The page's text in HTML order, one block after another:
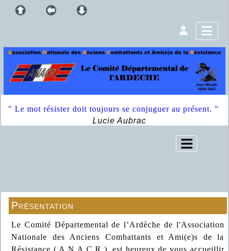
" Le mot résister doit toujours se conjuguer au présent. "
Lucie Aubrac
Présentation
Le Comité Départemental de l’Ardèche de l'Association
Nationale des Anciens Combattants et Ami(e)s de la